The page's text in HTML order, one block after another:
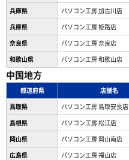
兵庫県
パソコン工房 加古川店
兵庫県
パソコン工房 姫路店
奈良県
パソコン工房 奈良店
和歌山県
パソコン工房 和歌山店
中国地方
都道府県 店舗名
鳥取県
パソコン工房 鳥取安長店
島根県
パソコン工房 松江店
岡山県
パソコン工房 岡山南店
広島県
パソコン工房 福山店